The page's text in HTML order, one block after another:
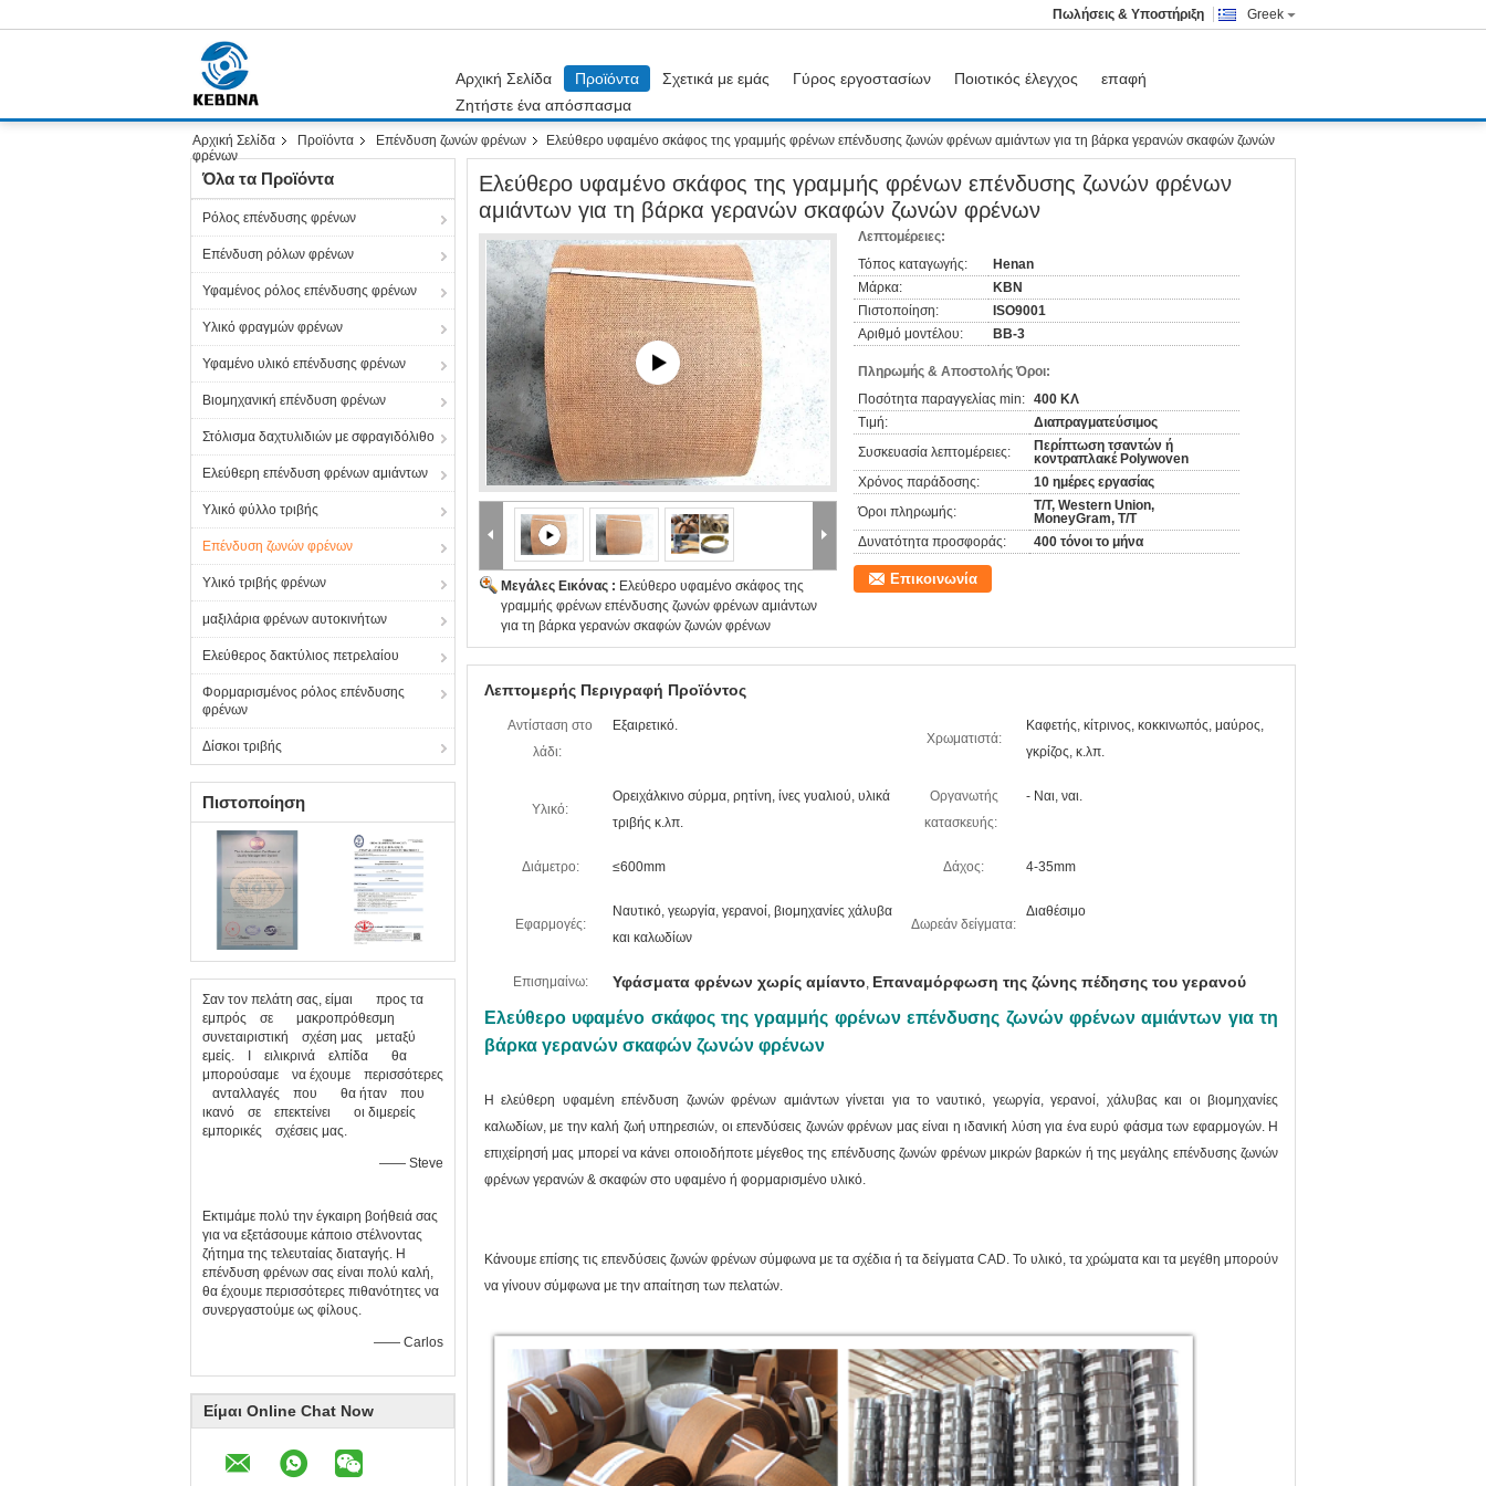
Greek
Πωλήσεις & Υποστήριξη
Αρχική Σελίδα Προϊόντα Σχετικά με εμάς Γύρος εργοστασίων Ποιοτικός έλεγχος
επαφή
Ζητήστε ένα απόσπασμα
Αρχική Σελίδα Προϊόντα Επένδυση ζωνών φρένων
Ελεύθερο υφαμένο σκάφος της γραμμής φρένων επένδυσης ζωνών φρένων αμιάντων για τη βάρκα γερανών σκαφών ζωνών
φρένων
Όλα τα Προϊόντα
Ρόλος επένδυσης φρένων
Επένδυση ρόλων φρένων
Υφαμένος ρόλος επένδυσης φρένων
Υλικό φραγμών φρένων
Υφαμένο υλικό επένδυσης φρένων
Βιομηχανική επένδυση φρένων
Στόλισμα δαχτυλιδιών με σφραγιδόλιθο
Ελεύθερη επένδυση φρένων αμιάντων
Υλικό φύλλο τριβής
Επένδυση ζωνών φρένων
Υλικό τριβής φρένων
μαξιλάρια φρένων αυτοκινήτων
Ελεύθερος δακτύλιος πετρελαίου
Φορμαρισμένος ρόλος επένδυσης
φρένων
Δίσκοι τριβής
Πιστοποίηση
Σαν τον πελάτη σας, είμαι προς τα
εμπρός σε μακροπρόθεσμη
συνεταιριστική σχέση μας μεταξύ
εμείς. Ι ειλικρινά ελπίδα θα
μπορούσαμε να έχουμε περισσότερες
ανταλλαγές που θα ήταν που
ικανό σε επεκτείνει οι διμερείς
εμπορικές σχέσεις μας.
—— Steve
Εκτιμάμε πολύ την έγκαιρη βοήθειά σας
για να εξετάσουμε κάποιο στέλνοντας
ζήτημα της τελευταίας διαταγής. Η
επένδυση φρένων σας είναι πολύ καλή,
θα έχουμε περισσότερες πιθανότητες να
συνεργαστούμε ως φίλους.
—— Carlos
Είμαι Online Chat Now
Ελεύθερο υφαμένο σκάφος της γραμμής φρένων επένδυσης ζωνών φρένων
αμιάντων για τη βάρκα γερανών σκαφών ζωνών φρένων
Μεγάλες Εικόνας : Ελεύθερο υφαμένο σκάφος της
γραμμής φρένων επένδυσης ζωνών φρένων αμιάντων
για τη βάρκα γερανών σκαφών ζωνών φρένων
Λεπτομέρειες:
Τόπος καταγωγής:
Henan
Μάρκα:
KBN
Πιστοποίηση:
ISO9001
Αριθμό μοντέλου:
BB-3
Πληρωμής & Αποστολής Όροι:
Ποσότητα παραγγελίας min: 400 ΚΛ
Τιμή:
Διαπραγματεύσιμος
Συσκευασία λεπτομέρειες:
Περίπτωση τσαντών ή
κοντραπλακέ Polywoven
Χρόνος παράδοσης:
10 ημέρες εργασίας
Όροι πληρωμής:
T/T, Western Union,
MoneyGram, T/T
Δυνατότητα προσφοράς:
400 τόνοι το μήνα
Επικοινωνία
Λεπτομερής Περιγραφή Προϊόντος
Αντίσταση στο
λάδι:
Εξαιρετικό.
Χρωματιστά:
Καφετής, κίτρινος, κοκκινωπός, μαύρος,
γκρίζος, κ.λπ.
Υλικό:
Ορειχάλκινο σύρμα, ρητίνη, ίνες γυαλιού, υλικά
τριβής κ.λπ.
Οργανωτής
κατασκευής:
- Ναι, ναι.
Διάμετρο: ≤600mm Δάχος: 4-35mm
Εφαρμογές:
Ναυτικό, γεωργία, γερανοί, βιομηχανίες χάλυβα
και καλωδίων
Δωρεάν δείγματα:
Διαθέσιμο
Επισημαίνω: Υφάσματα φρένων χωρίς αμίαντο, Επαναμόρφωση της ζώνης πέδησης του γερανού
Ελεύθερο υφαμένο σκάφος της γραμμής φρένων επένδυσης ζωνών φρένων αμιάντων για τη
βάρκα γερανών σκαφών ζωνών φρένων
Η ελεύθερη υφαμένη επένδυση ζωνών φρένων αμιάντων γίνεται για το ναυτικό, γεωργία, γερανοί, χάλυβας και οι βιομηχανίες
καλωδίων, με την καλή ζωή υπηρεσιών, οι επενδύσεις ζωνών φρένων μας είναι η ιδανική λύση για ένα ευρύ φάσμα των εφαρμογών.Η
επιχείρησή μας μπορεί να κάνει οποιοδήποτε μέγεθος της επένδυσης ζωνών φρένων μικρών βαρκών ή της μεγάλης επένδυσης ζωνών
φρένων γερανών & σκαφών στο υφαμένο ή φορμαρισμένο υλικό.
Κάνουμε επίσης τις επενδύσεις ζωνών φρένων σύμφωνα με τα σχέδια ή τα δείγματα CAD. Το υλικό, τα χρώματα και τα μεγέθη μπορούν
να γίνουν σύμφωνα με την απαίτηση των πελατών.